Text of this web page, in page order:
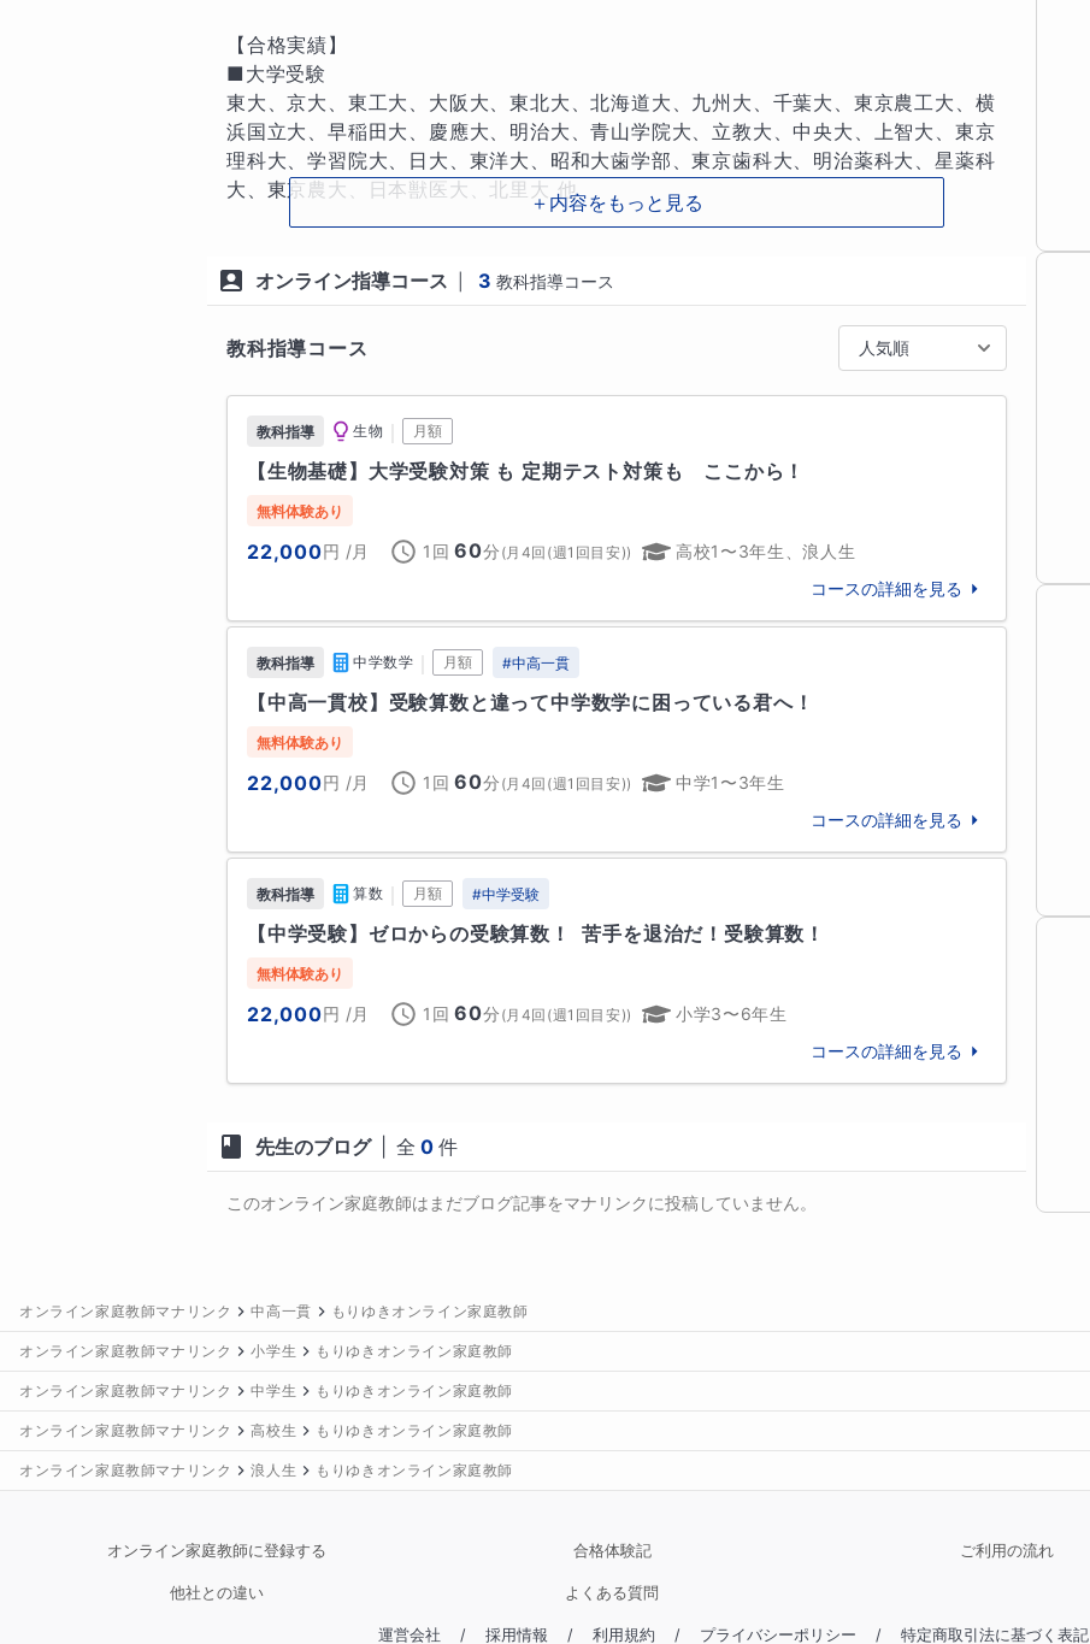
れる問題を研究し、相手の出方を把握した上で、確実な得点力、合格力を養っていき
ます。
生徒さんと保護者様のご希望に沿わせて頂き、叶えさせて頂きますので、まずは、
ご遠慮なくお気軽にご連絡ください。心よりお待ち申し上げております。
〇高校受験：数学、理科、英語
〇中高一貫校：数学、理科（生物、化学、物理基礎）
〇大学受験（高校生・高卒生）：数学ⅠA、数学ⅡB、数学Ⅲ（学校フォロー）
化学・化学基礎、生物・生物基礎、物理基礎
〇不登校生、高校卒業資格認定試験（旧 大検）、公務員試験、看護専門学校試験
〇英検対策（５級、４級、３級、準２級）
趣味
神社、仏閣、史跡巡り
1991年　九州大学大学院　農学研究科　農芸化学専攻　修士課程　修了
【合格実績】
■大学受験
東大、京大、東工大、大阪大、東北大、北海道大、九州大、千葉大、東京農工大、横
浜国立大、早稲田大、慶應大、明治大、青山学院大、立教大、中央大、上智大、東京
理科大、学習院大、日大、東洋大、昭和大歯学部、東京歯科大、明治薬科大、星薬科
大、東京農大、日本獣医大、北里大 他
九州大 (医)、熊本大(医)、琉球大(医)、順天堂大、昭和大、日大(医)、北里大、東京
医大、杏林大、東京女子医大、日本医大、聖マリアンナ医大、金沢医大、埼玉医大 他
■高校受験 、
都立日比谷、都立国立、都立西、都立戸山、都立新宿、都立国分寺、都立小山台、
都立武蔵野北、都立井草、都立板橋、都立石神井、都立杉並総合　他、
早稲田実業、慶応志木、青山学院、中央大附、学習院、桐朋、城北、錦城　他
■中学受験
麻布、豊島岡、慶応、早稲田実業、海城、本郷、城北、芝、成城、学習院、国学院久
我山、明大中野、立教池袋、立教新座、獨協、富士見、大妻、大妻中野、山脇学園、
宝仙理数インター、東京電機大、日大二、日大豊山、栄東、明星、武蔵野東 等
都立大泉、都立富士、都立武蔵 等
■中高一貫校生（補習・内部進学対策）
城北、成城、学習院、青山学院、立教池袋、富士見、大妻、大妻中野、山脇学園、東
京都立大中、東京電大中、学習院女子　他
■公務員試験、看護専門学校受験、高校卒業程度認定試験　等
＋内容をもっと見る
オンライン指導コース 3 教科指導コース
教科指導コース 人気順
教科指導 生物 月額
【生物基礎】大学受験対策 も 定期テスト対策も　ここから！
無料体験あり
22,000円 /月 1回 60分 ( 月4回(週1回目安))
高校1〜3年生、浪人生
コースの詳細を見る
教科指導 中学数学 月額 #中高一貫
【中高一貫校】受験算数と違って中学数学に困っている君へ！
無料体験あり
22,000円 /月 1回 60分 ( 月4回(週1回目安))
中学1〜3年生
コースの詳細を見る
教科指導 算数 月額 #中学受験
【中学受験】ゼロからの受験算数！  苦手を退治だ！受験算数！
無料体験あり
22,000円 /月 1回 60分 ( 月4回(週1回目安))
小学3〜6年生
コースの詳細を見る
先生のブログ 全 0 件
このオンライン家庭教師はまだブログ記事をマナリンクに投稿していません。
オンライン家庭教師マナリンク 中高一貫 もりゆきオンライン家庭教師
オンライン家庭教師マナリンク 小学生 もりゆきオンライン家庭教師
オンライン家庭教師マナリンク 中学生 もりゆきオンライン家庭教師
オンライン家庭教師マナリンク 高校生 もりゆきオンライン家庭教師
オンライン家庭教師マナリンク 浪人生 もりゆきオンライン家庭教師
オンライン家庭教師に登録する 合格体験記 ご利用の流れ
他社との違い よくある質問
運営会社 / 採用情報 / 利用規約 / プライバシーポリシー / 特定商取引法に基づく表記